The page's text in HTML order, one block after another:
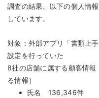
調査の結果、以下の個人情
しています。
対象：外部アプリ「書類上
設定を行っていた
8社の店舗に属する顧客情
る情報）
氏名 136,346件